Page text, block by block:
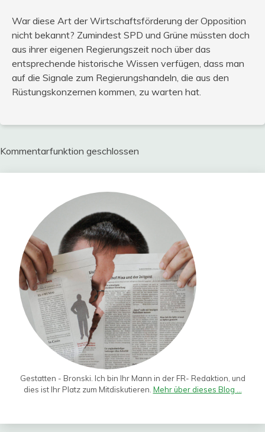
War diese Art der Wirtschaftsförderung der Opposition
nicht bekannt? Zumindest SPD und Grüne müssten doch
aus ihrer eigenen Regierungszeit noch über das
entsprechende historische Wissen verfügen, dass man
auf die Signale zum Regierungshandeln, die aus den
Rüstungskonzernen kommen, zu warten hat.
Kommentarfunktion geschlossen
Gestatten - Bronski. Ich bin Ihr Mann in der FR- Redaktion, und
dies ist Ihr Platz zum Mitdiskutieren. Mehr über dieses Blog ...